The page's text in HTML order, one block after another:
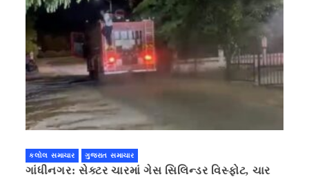
કલોલ સમાચાર ગુજરાત સમાચાર
ગાંધીનગર: સેક્ટર ચારમાં ગેસ સિલિન્ડર વિસ્ફોટ, ચાર